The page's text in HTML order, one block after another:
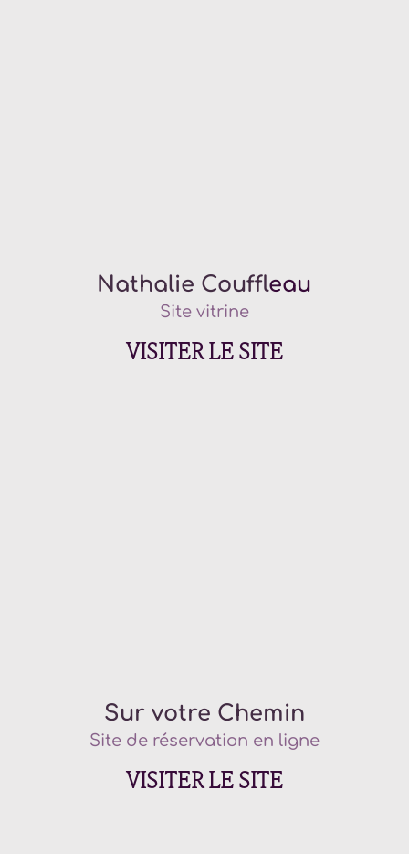
Nathalie Couffleau
Site vitrine
VISITER LE SITE
Sur votre Chemin
Site de réservation en ligne
VISITER LE SITE